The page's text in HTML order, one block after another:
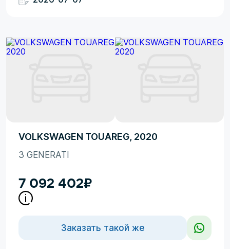
VOLKSWAGEN TOUAREG, 2020
3 GENERATI
7 092 402₽
Заказать такой же